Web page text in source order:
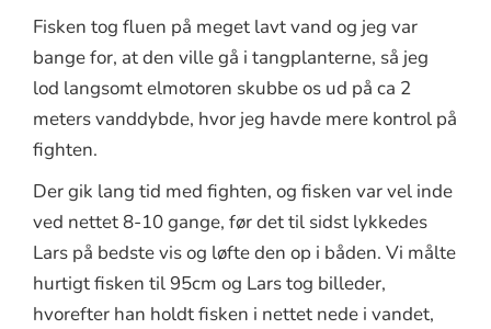
Fisken tog fluen på meget lavt vand og jeg var
bange for, at den ville gå i tangplanterne, så jeg
lod langsomt elmotoren skubbe os ud på ca 2
meters vanddybde, hvor jeg havde mere kontrol på
fighten.
Der gik lang tid med fighten, og fisken var vel inde
ved nettet 8-10 gange, før det til sidst lykkedes
Lars på bedste vis og løfte den op i båden. Vi målte
hurtigt fisken til 95cm og Lars tog billeder,
hvorefter han holdt fisken i nettet nede i vandet,